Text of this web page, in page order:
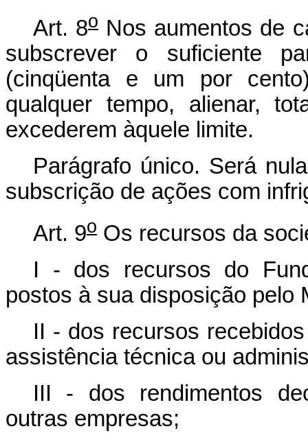
Art. 8oNos aumentos de
subscrever o suficiente
(cinqüenta e um por
qualquer tempo, alienar,
excederem àquele limite.
Parágrafo único. Será
subscrição de ações com
Art. 9o Os recursos da
I - dos recursos do
postos à sua disposição pelo
II - dos recursos
assistência técnica ou
III - dos rendimentos
outras empresas;